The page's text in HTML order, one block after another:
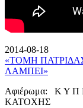
2014-08-18
«ΤΟΜΗ
ΛΑΜΠΕΙ»
Αφιέρωμα: Κ Υ Π
ΚΑΤΟΧΗΣ